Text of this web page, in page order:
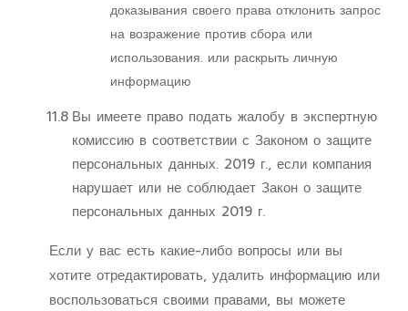
доказывания своего права отклонить запрос
на возражение против сбора или
использования. или раскрыть личную
информацию
11.8 Вы имеете право подать жалобу в экспертную
комиссию в соответствии с Законом о защите
персональных данных. 2019 г., если компания
нарушает или не соблюдает Закон о защите
персональных данных 2019 г.
Если у вас есть какие-либо вопросы или вы
хотите отредактировать, удалить информацию или
воспользоваться своими правами, вы можете